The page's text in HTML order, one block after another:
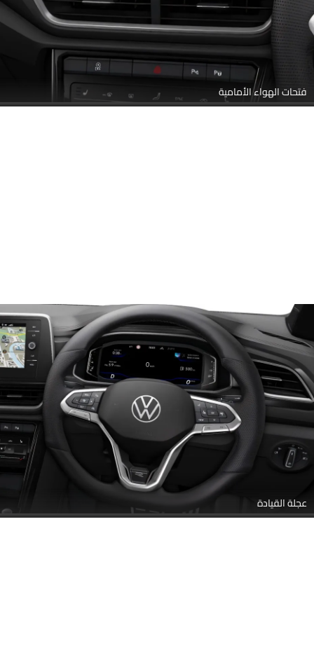
فتحات الهواء الأمامية
عجلة القيادة